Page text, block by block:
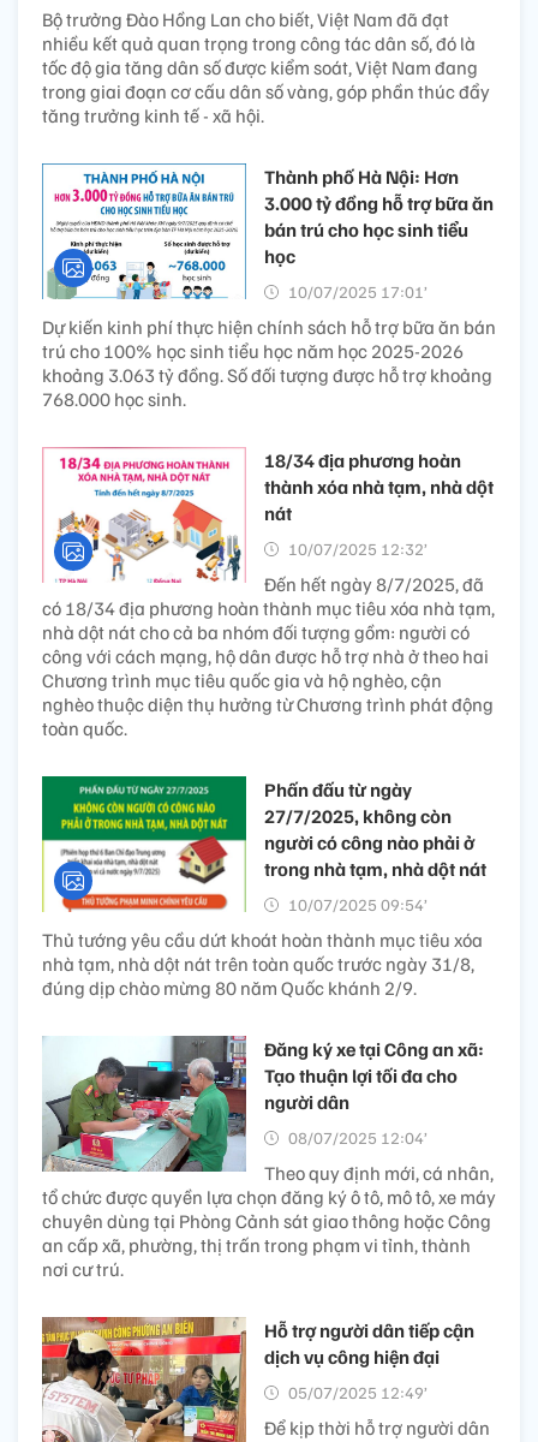
Bộ trưởng Đào Hồng Lan cho biết, Việt Nam đã đạt
nhiều kết quả quan trọng trong công tác dân số, đó là
tốc độ gia tăng dân số được kiểm soát, Việt Nam đang
trong giai đoạn cơ cấu dân số vàng, góp phần thúc đẩy
tăng trưởng kinh tế - xã hội.
Thành phố Hà Nội: Hơn
3.000 tỷ đồng hỗ trợ bữa ăn
bán trú cho học sinh tiểu
học
10/07/2025 17:01’
Dự kiến kinh phí thực hiện chính sách hỗ trợ bữa ăn bán
trú cho 100% học sinh tiểu học năm học 2025-2026
khoảng 3.063 tỷ đồng. Số đối tượng được hỗ trợ khoảng
768.000 học sinh.
18/34 địa phương hoàn
thành xóa nhà tạm, nhà dột
nát
10/07/2025 12:32’
Đến hết ngày 8/7/2025, đã
có 18/34 địa phương hoàn thành mục tiêu xóa nhà tạm,
nhà dột nát cho cả ba nhóm đối tượng gồm: người có
công với cách mạng, hộ dân được hỗ trợ nhà ở theo hai
Chương trình mục tiêu quốc gia và hộ nghèo, cận
nghèo thuộc diện thụ hưởng từ Chương trình phát động
toàn quốc.
Phấn đấu từ ngày
27/7/2025, không còn
người có công nào phải ở
trong nhà tạm, nhà dột nát
10/07/2025 09:54’
Thủ tướng yêu cầu dứt khoát hoàn thành mục tiêu xóa
nhà tạm, nhà dột nát trên toàn quốc trước ngày 31/8,
đúng dịp chào mừng 80 năm Quốc khánh 2/9.
Đăng ký xe tại Công an xã:
Tạo thuận lợi tối đa cho
người dân
08/07/2025 12:04’
Theo quy định mới, cá nhân,
tổ chức được quyền lựa chọn đăng ký ô tô, mô tô, xe máy
chuyên dùng tại Phòng Cảnh sát giao thông hoặc Công
an cấp xã, phường, thị trấn trong phạm vi tỉnh, thành
nơi cư trú.
Hỗ trợ người dân tiếp cận
dịch vụ công hiện đại
05/07/2025 12:49’
Để kịp thời hỗ trợ người dân